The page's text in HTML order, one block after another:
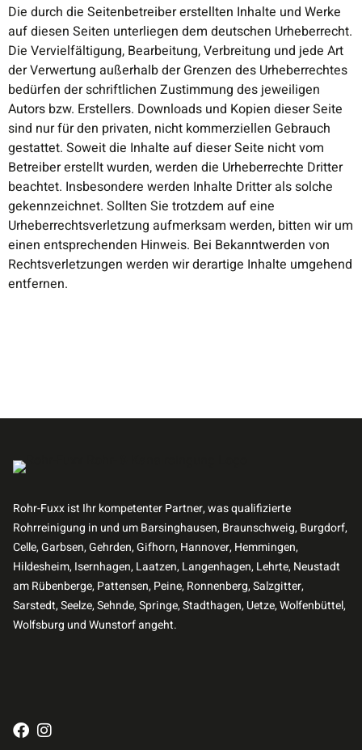
Die durch die Seitenbetreiber erstellten Inhalte und Werke
auf diesen Seiten unterliegen dem deutschen Urheberrecht.
Die Vervielfältigung, Bearbeitung, Verbreitung und jede Art
der Verwertung außerhalb der Grenzen des Urheberrechtes
bedürfen der schriftlichen Zustimmung des jeweiligen
Autors bzw. Erstellers. Downloads und Kopien dieser Seite
sind nur für den privaten, nicht kommerziellen Gebrauch
gestattet. Soweit die Inhalte auf dieser Seite nicht vom
Betreiber erstellt wurden, werden die Urheberrechte Dritter
beachtet. Insbesondere werden Inhalte Dritter als solche
gekennzeichnet. Sollten Sie trotzdem auf eine
Urheberrechtsverletzung aufmerksam werden, bitten wir um
einen entsprechenden Hinweis. Bei Bekanntwerden von
Rechtsverletzungen werden wir derartige Inhalte umgehend
entfernen.
Rohr-Fuxx ist Ihr kompetenter Partner, was qualifizierte
Rohrreinigung in und um Barsinghausen, Braunschweig, Burgdorf,
Celle, Garbsen, Gehrden, Gifhorn, Hannover, Hemmingen,
Hildesheim, Isernhagen, Laatzen, Langenhagen, Lehrte, Neustadt
am Rübenberge, Pattensen, Peine, Ronnenberg, Salzgitter,
Sarstedt, Seelze, Sehnde, Springe, Stadthagen, Uetze, Wolfenbüttel,
Wolfsburg und Wunstorf angeht.